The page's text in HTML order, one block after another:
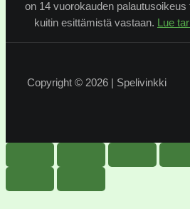
on 14 vuorokauden
kuitin esittämistä vastaan. Lue
Copyright © 2026 | Spelivinkki